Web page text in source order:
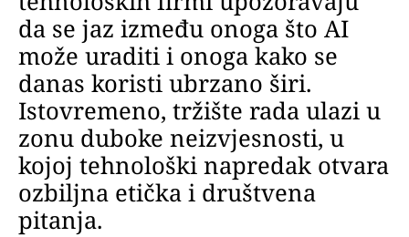
da se jaz između onoga što AI
može uraditi i onoga kako se
danas koristi ubrzano širi.
Istovremeno, tržište rada ulazi u
zonu duboke neizvjesnosti, u
kojoj tehnološki napredak otvara
ozbiljna etička i društvena
pitanja.